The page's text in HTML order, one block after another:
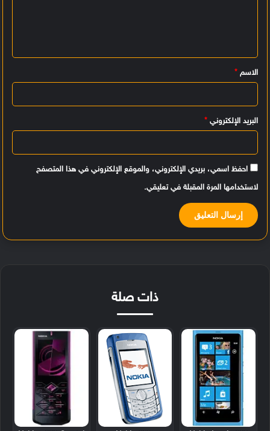
ي
ق
الاسم *
البريد الإلكتروني *
احفظ اسمي، بريدي الإلكتروني، والموقع الإلكتروني في هذا المتصفح
لاستخدامها المرة المقبلة في تعليقي.
ذات صلة